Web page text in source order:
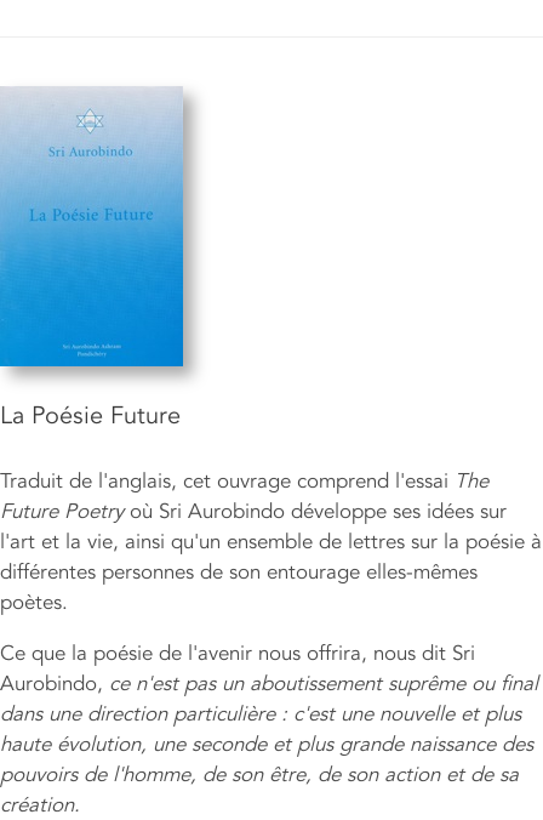
La Poésie Future
Traduit de l'anglais, cet ouvrage comprend l'essai The
Future Poetryoù Sri Aurobindo développe ses idées sur
l'art et la vie, ainsi qu'un ensemble de lettres sur la poésie à
différentes personnes de son entourage elles-mêmes
poètes.
Ce que la poésie de l'avenir nous offrira, nous dit Sri
Aurobindo, ce n'est pas un aboutissement suprême ou final
dans une direction particulière : c'est une nouvelle et plus
haute évolution, une seconde et plus grande naissance des
pouvoirs de l'homme, de son être, de son action et de sa
création.